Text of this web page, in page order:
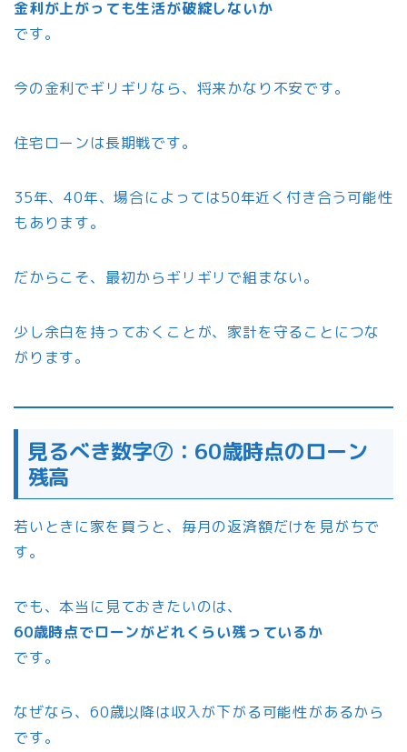
金利が上がっても生活が破綻しないか
です。
今の金利でギリギリなら、将来かなり不安です。
住宅ローンは長期戦です。
35年、40年、場合によっては50年近く付き合う可能性
もあります。
だからこそ、最初からギリギリで組まない。
少し余白を持っておくことが、家計を守ることにつな
がります。
見るべき数字⑦：60歳時点のローン
残高
若いときに家を買うと、毎月の返済額だけを見がちで
す。
でも、本当に見ておきたいのは、
60歳時点でローンがどれくらい残っているか
です。
なぜなら、60歳以降は収入が下がる可能性があるから
です。